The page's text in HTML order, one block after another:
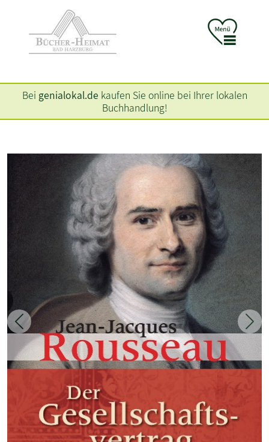
Bei genialokal.de kaufen Sie online bei Ihrer lokalen
Buchhandlung!
Zurück